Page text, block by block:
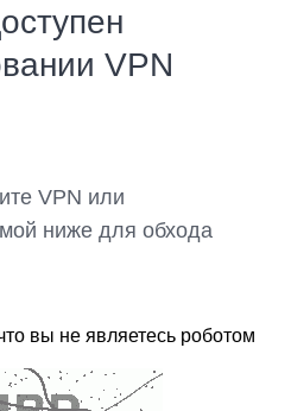
VPN
VPN или
ниже для обхода
вы не являетесь роботом